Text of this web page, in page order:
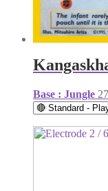
Base : Jungle